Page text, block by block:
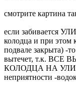
смотрите картина
если забивается
колодца и при этом
подвале закрыта) -
вытечет, т.к.
КОЛОДЦА НА УЛИЦУ.
неприятности -